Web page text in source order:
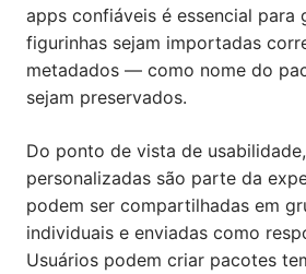
apps confiáveis é essencial para
figurinhas sejam importadas
metadados — como nome do
sejam preservados.
Do ponto de vista de
personalizadas são parte da
podem ser compartilhadas em
individuais e enviadas como
Usuários podem criar pacotes